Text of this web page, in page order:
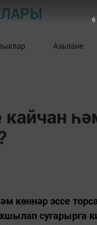
Азьлане
кайчан
көннәр эссе
сугарырга
5